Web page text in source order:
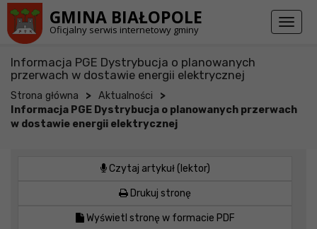
GMINA BIAŁOPOLE
Oficjalny serwis internetowy gminy
Toggle
Informacja PGE Dystrybucja o planowanych
przerwach w dostawie energii elektrycznej
Strona główna > Aktualności >
Informacja PGE Dystrybucja o planowanych przerwach
w dostawie energii elektrycznej
Czytaj artykuł (lektor)
Drukuj stronę
Wyświetl stronę w formacie PDF